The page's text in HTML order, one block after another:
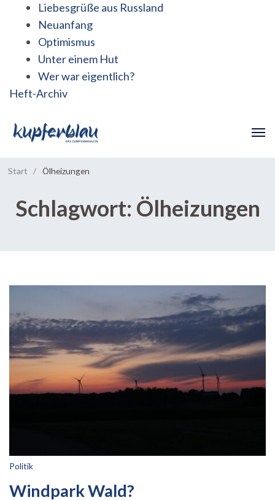
Liebesgrüße aus Russland
Neuanfang
Optimismus
Unter einem Hut
Wer war eigentlich?
Heft-Archiv
Start / Ölheizungen
Schlagwort: Ölheizungen
Politik
Windpark Wald?